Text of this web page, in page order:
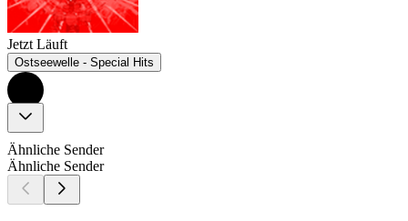
Jetzt Läuft
Ostseewelle - Special Hits
Ähnliche Sender
Ähnliche Sender